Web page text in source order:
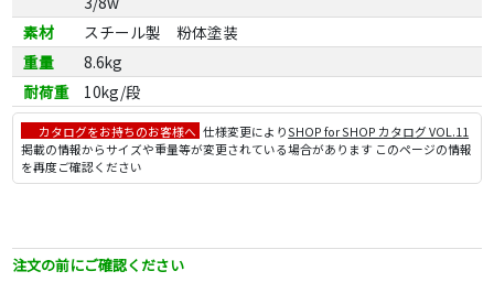
素材
スチール製 粉体塗装
重量
8.6kg
耐荷重
10kg/段
カタログをお持ちのお客様へ 仕様変更によりSHOP for SHOP カタログ VOL.11
掲載の情報からサイズや重量等が変更されている場合があります このページの情報
を再度ご確認ください
注文の前にご確認ください